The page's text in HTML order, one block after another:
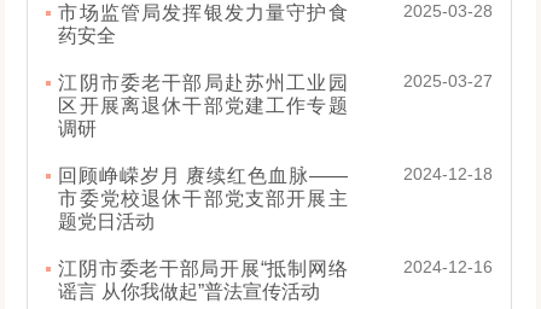
2025-03-28
市场监管局发挥银发力量守护食
药安全
2025-03-27
江阴市委老干部局赴苏州工业园
区开展离退休干部党建工作专题
调研
2024-12-18
回顾峥嵘岁月 赓续红色血脉——
市委党校退休干部党支部开展主
题党日活动
2024-12-16
江阴市委老干部局开展“抵制网络
谣言 从你我做起”普法宣传活动